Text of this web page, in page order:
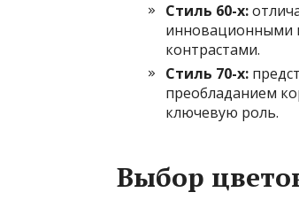
Стиль 60-х:
инновационными
контрастами.
Стиль 70-х:
преобладанием
ключевую роль.
Выбор